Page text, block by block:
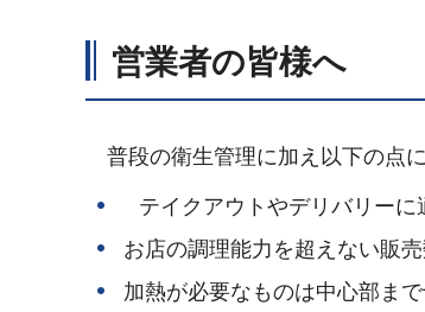
営業者の皆様へ
普段の衛生管理に加え以下の点に
テイクアウトやデリバリーに
お店の調理能力を超えない販売
加熱が必要なものは中心部ま